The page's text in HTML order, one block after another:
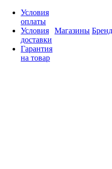
Условия
оплаты
Условия
доставки
Гарантия
на товар
Магазины